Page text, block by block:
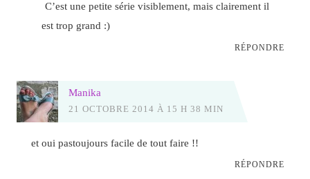
C’est une petite série visiblement, mais clairement il
est trop grand :)
RÉPONDRE
Manika
21 OCTOBRE 2014 À 15 H 38 MIN
et oui pastoujours facile de tout faire !!
RÉPONDRE